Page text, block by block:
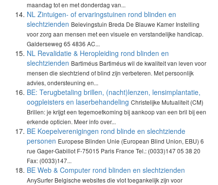
maandag tot en met donderdag van...
NL Zintuigen- of ervaringstuinen rond blinden en
slechtzienden Belevingstuin Breda De Blauwe Kamer Instelling
voor zorg aan mensen met een visuele en verstandelijke handicap.
Galderseweg 65 4836 AC...
NL Revalidatie & Heropleiding rond blinden en
slechtzienden Bartiméus Bartiméus wil de kwaliteit van leven voor
mensen die slechtziend of blind zijn verbeteren. Met persoonlijk
advies, ondersteuning en...
BE: Terugbetaling brillen, (nacht)lenzen, lensimplantatie,
oogpleisters en laserbehandeling Christelijke Mutualiteit (CM)
Brillen: je krijgt een tegemoetkoming bij aankoop van een bril bij een
erkende opticien. Meer info over...
BE Koepelverenigingen rond blinde en slechtziende
personen Europese Blinden Unie (European Blind Union, EBU) 6
rue Gager-Gabillot F-75015 Paris France Tel.: (0033)147 05 38 20
Fax: (0033)147...
BE Web & Computer rond blinden en slechtzienden
AnySurfer Belgische websites die vlot toegankelijk zijn voor